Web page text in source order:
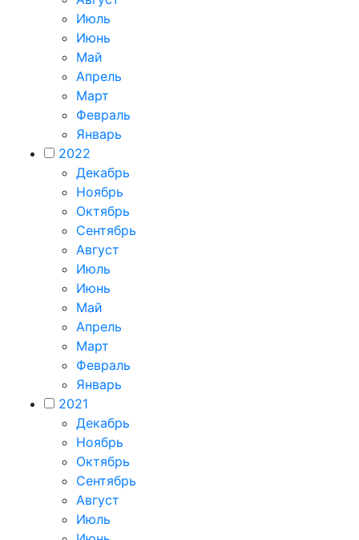
Июль
Июнь
Май
Апрель
Март
Февраль
Январь
2022
Декабрь
Ноябрь
Октябрь
Сентябрь
Август
Июль
Июнь
Май
Апрель
Март
Февраль
Январь
2021
Декабрь
Ноябрь
Октябрь
Сентябрь
Август
Июль